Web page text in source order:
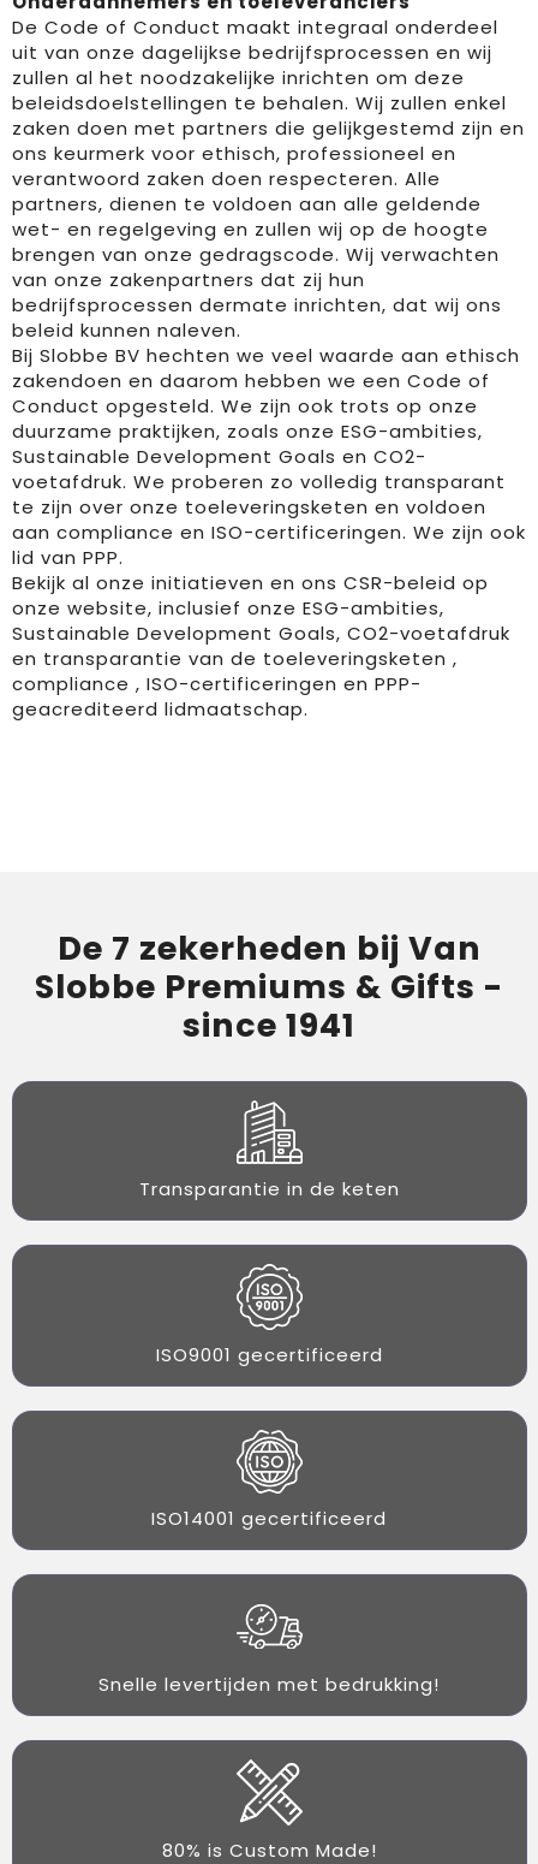
De Code of Conduct maakt integraal onderdeel
uit van onze dagelijkse bedrijfsprocessen en wij
zullen al het noodzakelijke inrichten om deze
beleidsdoelstellingen te behalen. Wij zullen enkel
zaken doen met partners die gelijkgestemd zijn en
ons keurmerk voor ethisch, professioneel en
verantwoord zaken doen respecteren. Alle
partners, dienen te voldoen aan alle geldende
wet- en regelgeving en zullen wij op de hoogte
brengen van onze gedragscode. Wij verwachten
van onze zakenpartners dat zij hun
bedrijfsprocessen dermate inrichten, dat wij ons
beleid kunnen naleven.
Bij Slobbe BV hechten we veel waarde aan ethisch
zakendoen en daarom hebben we een Code of
Conduct opgesteld. We zijn ook trots op onze
duurzame praktijken, zoals onze ESG-ambities,
Sustainable Development Goals en CO2-
voetafdruk. We proberen zo volledig transparant
te zijn over onze toeleveringsketen en voldoen
aan compliance en ISO-certificeringen. We zijn ook
lid van PPP.
Bekijk al onze initiatieven en ons CSR-beleid op
onze website, inclusief onze ESG-ambities,
Sustainable Development Goals, CO2-voetafdruk
en transparantie van de toeleveringsketen ,
compliance , ISO-certificeringen en PPP-
geacrediteerd lidmaatschap.
De 7 zekerheden bij Van
Slobbe Premiums & Gifts -
since 1941
Transparantie in de keten
ISO9001 gecertificeerd
ISO14001 gecertificeerd
Snelle levertijden met bedrukking!
80% is Custom Made!